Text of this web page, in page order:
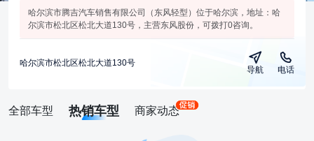
哈尔滨市腾吉汽车销售有限公司（东风轻型）位于哈尔滨，地址：哈
尔滨市松北区松北大道130号，主营东风股份，可拨打0咨询。
哈尔滨市松北区松北大道130号
导航 电话
全部车型 热销车型 商家动态